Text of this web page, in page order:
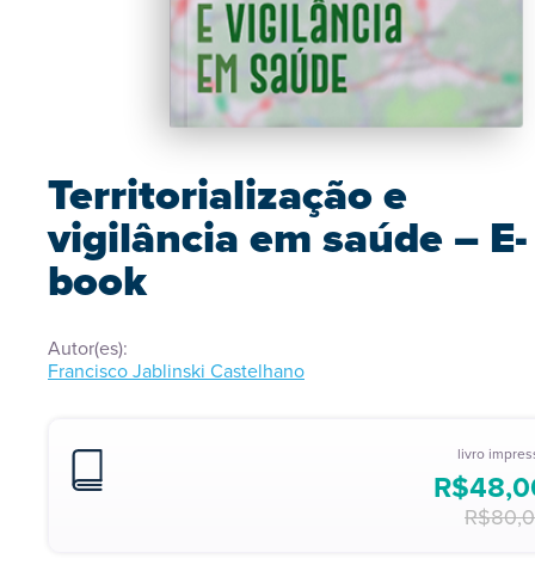
Territorialização e
vigilância em saúde – E-
book
Autor(es):
Francisco Jablinski Castelhano
livro
R$
R$